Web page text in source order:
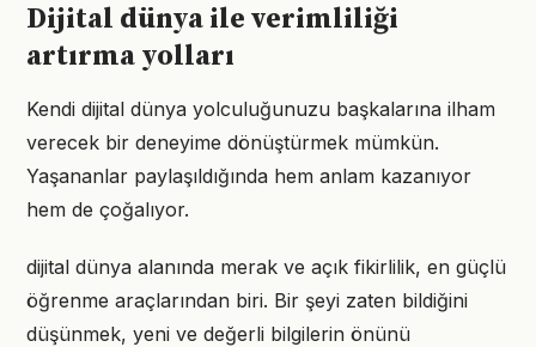
Dijital dünya ile verimliliği
artırma yolları
Kendi dijital dünya yolculuğunuzu başkalarına ilham
verecek bir deneyime dönüştürmek mümkün.
Yaşananlar paylaşıldığında hem anlam kazanıyor
hem de çoğalıyor.
dijital dünya alanında merak ve açık fikirlilik, en güçlü
öğrenme araçlarından biri. Bir şeyi zaten bildiğini
düşünmek, yeni ve değerli bilgilerin önünü